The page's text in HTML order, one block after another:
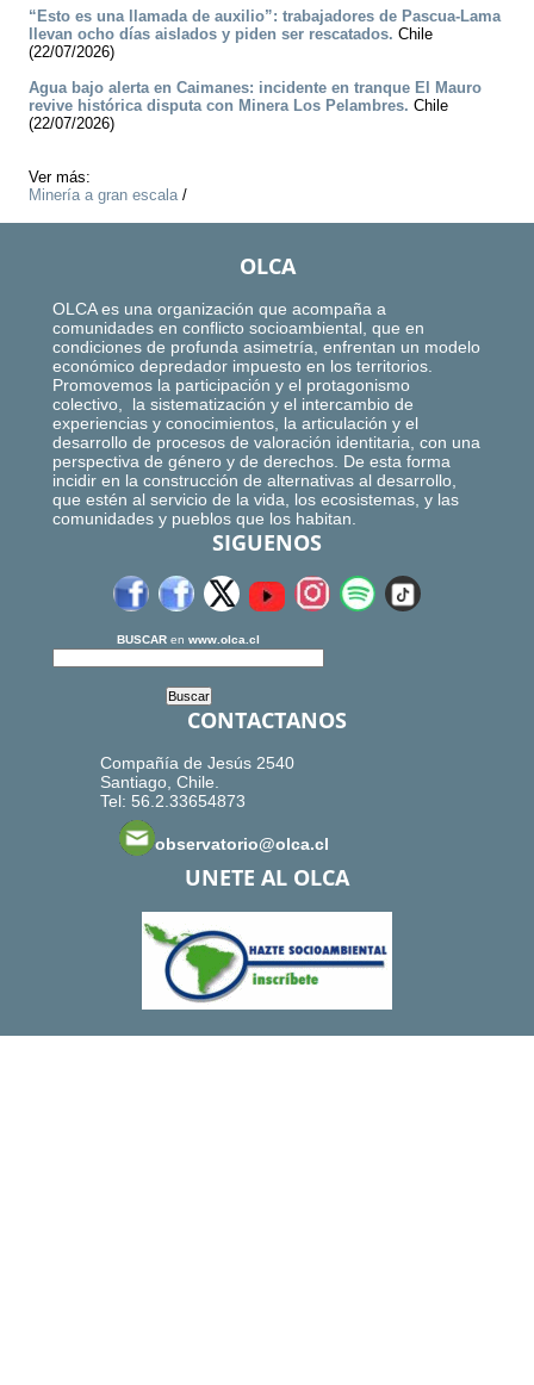
“Esto es una llamada de auxilio”: trabajadores de Pascua-Lama
llevan ocho días aislados y piden ser rescatados. Chile
(22/07/2026)
Agua bajo alerta en Caimanes: incidente en tranque El Mauro
revive histórica disputa con Minera Los Pelambres. Chile
(22/07/2026)
Ver más:
Minería a gran escala/
OLCA
OLCA es una organización que acompaña a
comunidades en conflicto socioambiental, que en
condiciones de profunda asimetría, enfrentan un modelo
económico depredador impuesto en los territorios.
Promovemos la participación y el protagonismo
colectivo, la sistematización y el intercambio de
experiencias y conocimientos, la articulación y el
desarrollo de procesos de valoración identitaria, con una
perspectiva de género y de derechos. De esta forma
incidir en la construcción de alternativas al desarrollo,
que estén al servicio de la vida, los ecosistemas, y las
comunidades y pueblos que los habitan.
SIGUENOS
BUSCAR en www.olca.cl
CONTACTANOS
Compañía de Jesús 2540
Santiago, Chile.
Tel: 56.2.33654873
observatorio@olca.cl
UNETE AL OLCA